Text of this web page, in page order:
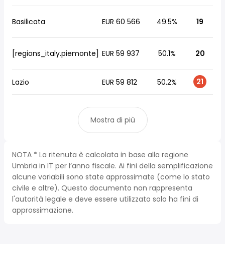
Basilicata EUR 60 566 49.5% 19
[regions_italy.piemonte] EUR 59 937 50.1% 20
Lazio EUR 59 812 50.2% 21
Mostra di più
NOTA * La ritenuta è calcolata in base alla regione
Umbria in IT per l’anno fiscale. Ai fini della semplificazione
alcune variabili sono state approssimate (come lo stato
civile e altre). Questo documento non rappresenta
l'autorità legale e deve essere utilizzato solo ha fini di
approssimazione.